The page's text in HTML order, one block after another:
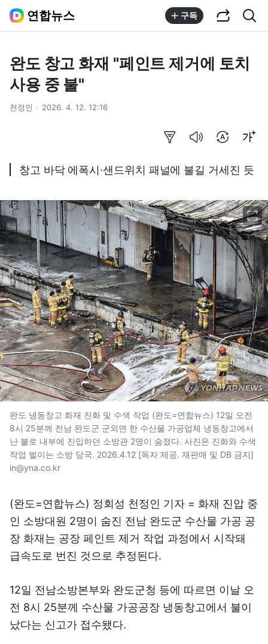
연합뉴스 구독
완도 창고 화재 "페인트 제거에 토치
사용 중 불"
천정인 2026. 4. 12. 12:16
창고 바닥 에폭시·샌드위치 패널에 불길 거세진 듯
완도 냉동창고 화재 진화 및 수색 작업 (완도=연합뉴스) 12일 오전
8시 25분께 전남 완도군 군외면 한 수산물 가공업체 냉동창고에서
난 불로 내부에 진입하던 소방관 2명이 숨졌다. 사진은 진화와 수색
작업 벌이는 소방 당국. 2026.4.12 [독자 제공. 재판매 및 DB 금지]
in@yna.co.kr
(완도=연합뉴스) 정회성 천정인 기자 = 화재 진압 중
인 소방대원 2명이 숨진 전남 완도군 수산물 가공 공
장 화재는 공장 페인트 제거 작업 과정에서 시작돼
급속도로 번진 것으로 추정된다.
12일 전남소방본부와 완도군청 등에 따르면 이날 오
전 8시 25분께 수산물 가공공장 냉동창고에서 불이
났다는 신고가 접수됐다.